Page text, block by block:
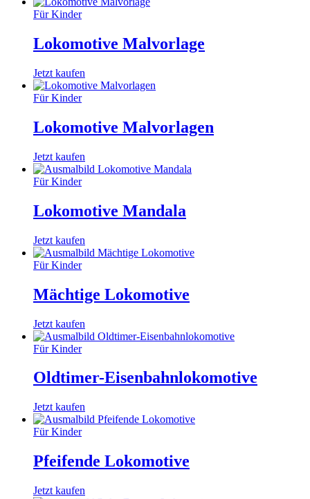
Für Kinder
Lokomotive Malvorlage
Jetzt kaufen
Für Kinder
Lokomotive Malvorlagen
Jetzt kaufen
Für Kinder
Lokomotive Mandala
Jetzt kaufen
Für Kinder
Mächtige Lokomotive
Jetzt kaufen
Für Kinder
Oldtimer-Eisenbahnlokomotive
Jetzt kaufen
Für Kinder
Pfeifende Lokomotive
Jetzt kaufen